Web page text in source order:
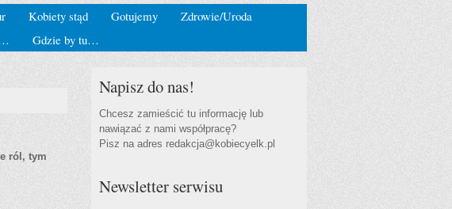
Kobiety stąd Gotujemy
Zdrowie/Uroda
Gdzie by tu…
ról, tym
Napisz do nas!
Chcesz zamieścić tu informację lub
nawiązać z nami współpracę?
Pisz na adres redakcja@kobiecyelk.pl
Newsletter serwisu